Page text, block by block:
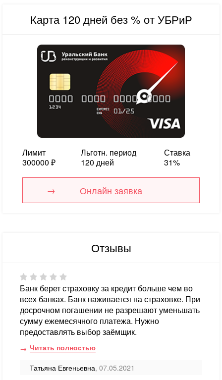
Карта 120 дней без % от УБРиР
Лимит
300000 ₽
Льготн. период
120 дней
Ставка
31%
Онлайн заявка
Отзывы
Банк берет страховку за кредит больше чем во
всех банках. Банк наживается на страховке. При
досрочном погашении не разрешают уменьшать
сумму ежемесячного платежа. Нужно
предоставлять выбор заёмщик.
Читать полностью
Татьяна Евгеньевна, 07.05.2021